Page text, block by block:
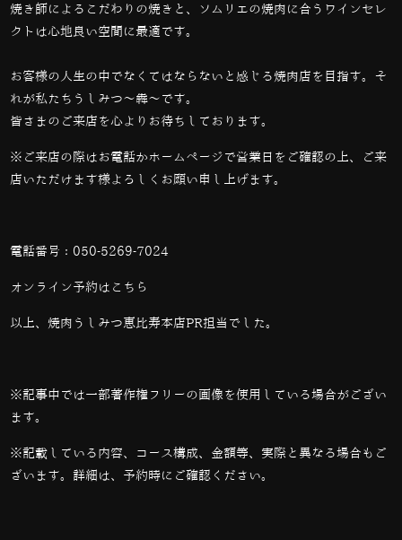
焼き師によるこだわりの焼きと、ソムリエの焼肉に合うワインセレ
クトは心地良い空間に最適です。
お客様の人生の中でなくてはならないと感じる焼肉店を目指す。そ
れが私たちうしみつ～犇～です。
皆さまのご来店を心よりお待ちしております。
※ご来店の際はお電話かホームページで営業日をご確認の上、ご来
店いただけます様よろしくお願い申し上げます。
電話番号： 050-5269-7024
オンライン予約は こちら
以上、焼肉うしみつ恵比寿本店PR担当でした。
※記事中では一部著作権フリーの画像を使用している場合がござい
ます。
※記載している内容、コース構成、金額等、実際と異なる場合もご
ざいます。詳細は、予約時にご確認ください。